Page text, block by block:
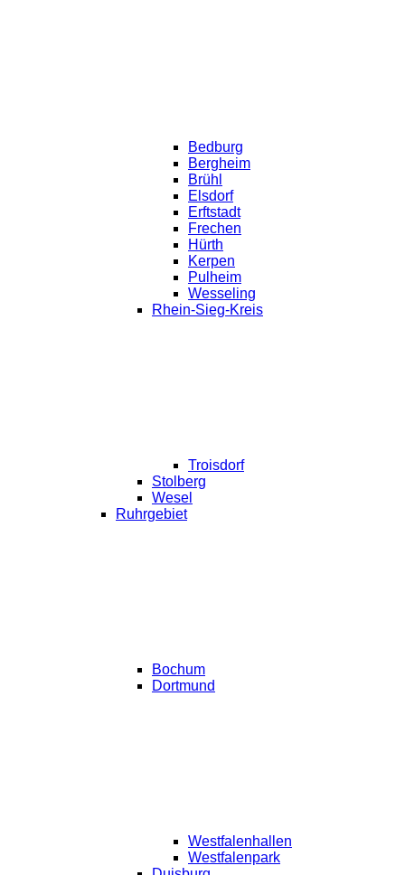
Bedburg
Bergheim
Brühl
Elsdorf
Erftstadt
Frechen
Hürth
Kerpen
Pulheim
Wesseling
Rhein-Sieg-Kreis
Troisdorf
Stolberg
Wesel
Ruhrgebiet
Bochum
Dortmund
Westfalenhallen
Westfalenpark